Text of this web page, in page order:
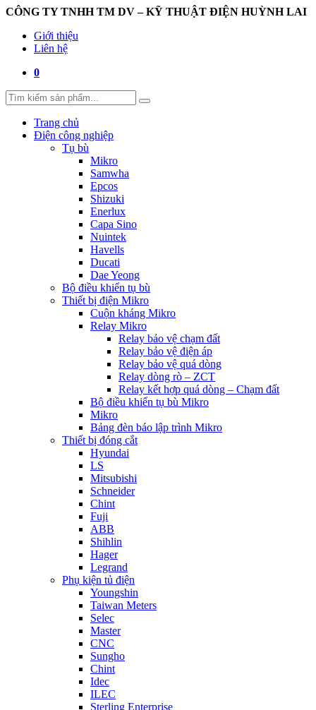
CÔNG TY TNHH TM DV – KỸ THUẬT ĐIỆN HUỲNH LAI
Giới thiệu
Liên hệ
0
Trang chủ
Điện công nghiệp
Tụ bù
Mikro
Samwha
Epcos
Shizuki
Enerlux
Capa Sino
Nuintek
Havells
Ducati
Dae Yeong
Bộ điều khiển tụ bù
Thiết bị điện Mikro
Cuộn kháng Mikro
Relay Mikro
Relay bảo vệ chạm đất
Relay bảo vệ điện áp
Relay bảo vệ quá dòng
Relay dòng rò – ZCT
Relay kết hợp quá dòng – Chạm đất
Bộ điều khiển tụ bù Mikro
Mikro
Bảng đèn báo lập trình Mikro
Thiết bị đóng cắt
Hyundai
LS
Mitsubishi
Schneider
Chint
Fuji
ABB
Shihlin
Hager
Legrand
Phụ kiện tủ điện
Youngshin
Taiwan Meters
Selec
Master
CNC
Sungho
Chint
Idec
ILEC
Sterling Enterprise